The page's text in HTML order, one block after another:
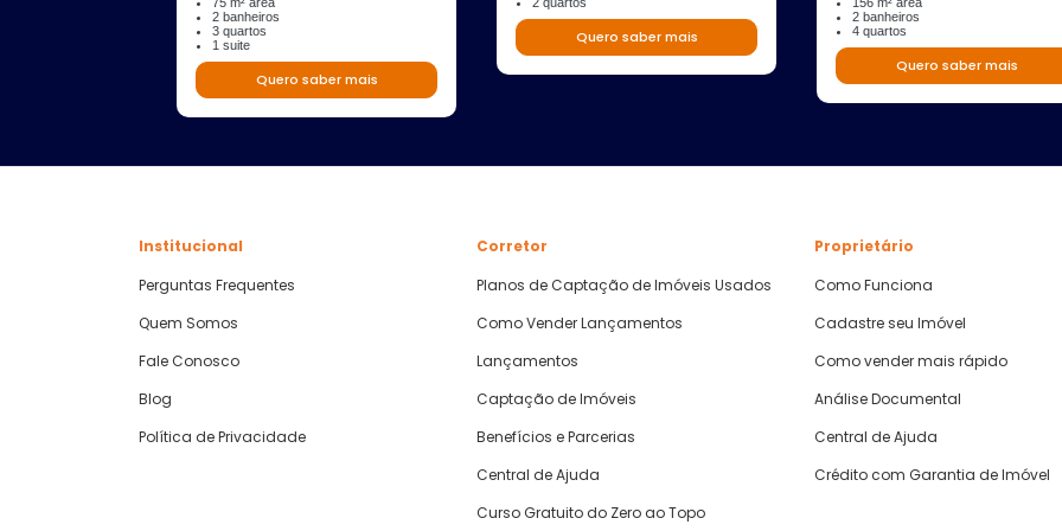
2 banheiros
3 quartos
1 suite
Quero saber mais
Quero saber mais
2 banheiros
4 quartos
Quero saber mais
Institucional
Perguntas Frequentes
Quem Somos
Fale Conosco
Blog
Política de Privacidade
Corretor
Planos de Captação de Imóveis Usados
Como Vender Lançamentos
Lançamentos
Captação de Imóveis
Benefícios e Parcerias
Central de Ajuda
Curso Gratuito do Zero ao Topo
Proprietário
Como Funciona
Cadastre seu Imóvel
Como vender mais rápido
Análise Documental
Central de Ajuda
Crédito com Garantia de Imóvel